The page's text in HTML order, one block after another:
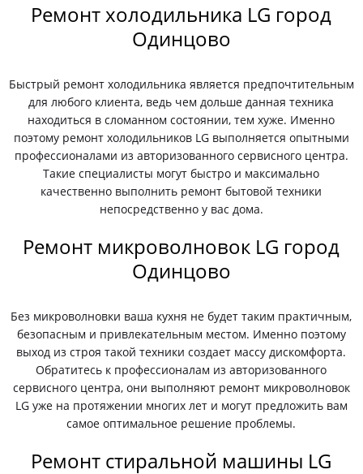
Ремонт холодильника LG город
Одинцово
Быстрый ремонт холодильника является предпочтительным
для любого клиента, ведь чем дольше данная техника
находиться в сломанном состоянии, тем хуже. Именно
поэтому ремонт холодильников LG выполняется опытными
профессионалами из авторизованного сервисного центра.
Такие специалисты могут быстро и максимально
качественно выполнить ремонт бытовой техники
непосредственно у вас дома.
Ремонт микроволновок LG город
Одинцово
Без микроволновки ваша кухня не будет таким практичным,
безопасным и привлекательным местом. Именно поэтому
выход из строя такой техники создает массу дискомфорта.
Обратитесь к профессионалам из авторизованного
сервисного центра, они выполняют ремонт микроволновок
LG уже на протяжении многих лет и могут предложить вам
самое оптимальное решение проблемы.
Ремонт стиральной машины LG